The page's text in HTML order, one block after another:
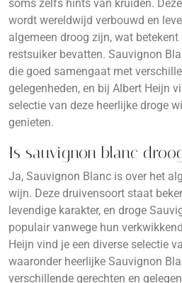
soms zelfs hints van kruiden.
wordt wereldwijd verbouwd en
algemeen droog zijn, wat
restsuiker bevatten. Sauvignon
die goed samengaat met
gelegenheden, en bij Albert Heijn
selectie van deze heerlijke droge
genieten.
Is sauvignon blanc
Ja, Sauvignon Blanc is over het
wijn. Deze druivensoort staat
levendige karakter, en droge
populair vanwege hun
Heijn vind je een diverse selectie
waaronder heerlijke Sauvignon
verschillende gerechten en